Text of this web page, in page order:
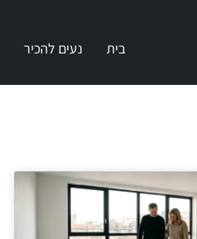
בית נעים להכיר